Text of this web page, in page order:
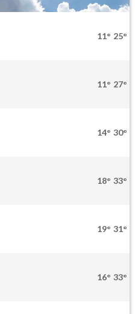
11° 25°
11° 27°
14° 30°
18° 33°
19° 31°
16° 33°